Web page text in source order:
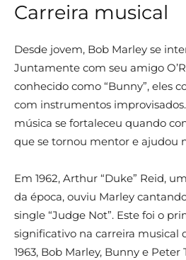
Carreira musical
Desde jovem, Bob Marley se
Juntamente com seu amigo
conhecido como “Bunny”, eles
com instrumentos
música se fortaleceu quando
que se tornou mentor e ajudou
Em 1962, Arthur “Duke” Reid,
da época, ouviu Marley
single “Judge Not”. Este foi o
significativo na carreira musical
1963, Bob Marley, Bunny e